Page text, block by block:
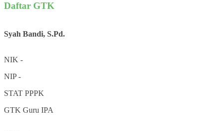
Daftar GTK
Syah Bandi, S.Pd.
NIK -
NIP-
STAT PPPK
GTK Guru IPA